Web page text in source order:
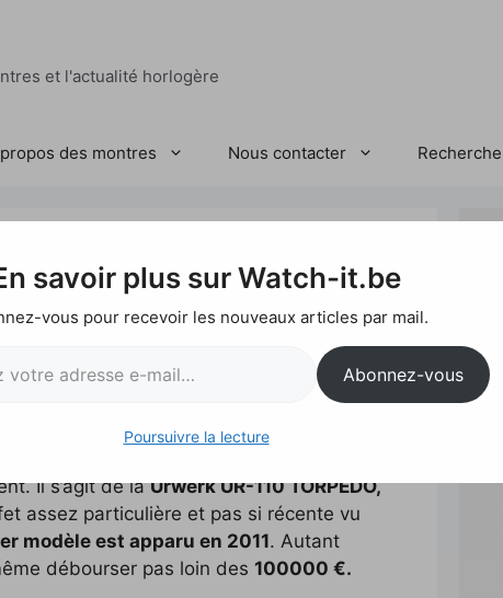
et l'actualité horlogère
des montres Nous contacter Recherche
Il s’agit de laUrwerk UR-110 TORPEDO,
assez particulière et pas si récente vu
modèle est apparu en 2011. Autant
débourser pas loin des 100000 €.
savoir plus sur Watch-it.be
vous pour recevoir les nouveaux articles par mail.
Abonnez-vous
Poursuivre la lecture